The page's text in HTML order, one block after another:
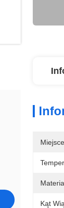
Kąt